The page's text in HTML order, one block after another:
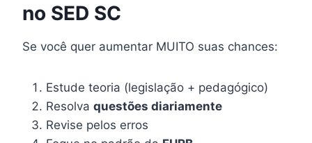
no SED SC
Se você quer aumentar MUITO suas chances:
Estude teoria (legislação + pedagógico)
Resolva questões diariamente
Revise pelos erros